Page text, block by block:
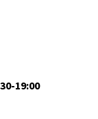
19:00